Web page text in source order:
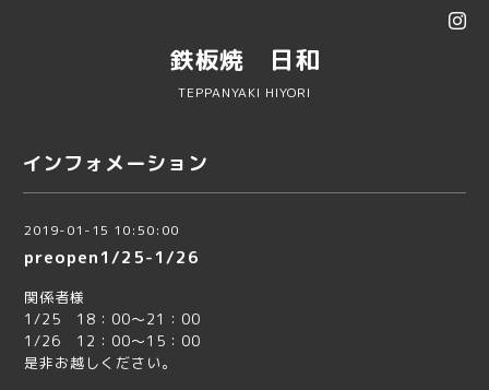
鉄板焼 日和
TEPPANYAKI HIYORI
インフォメーション
2019-01-15 10:50:00
preopen1/25-1/26
関係者様
1/25 18：00～21：00
1/26 12：00～15：00
是非お越しください。